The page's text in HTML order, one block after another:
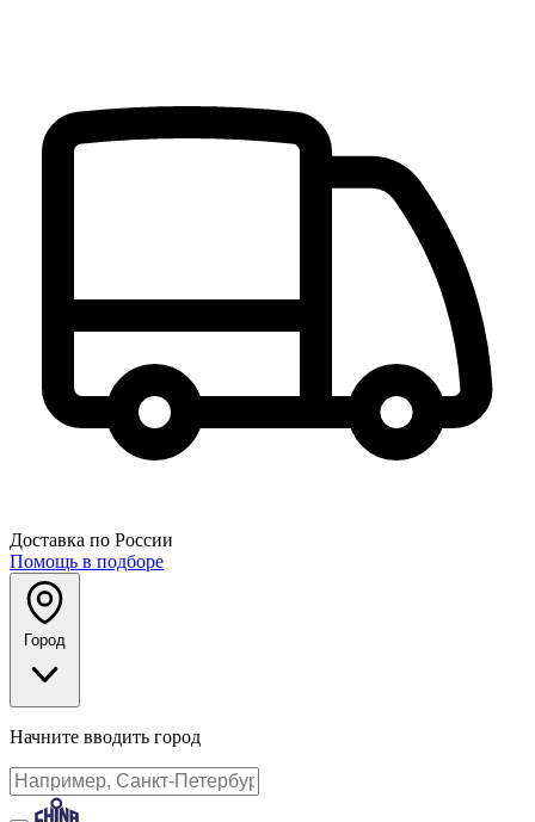
Доставка по России
Помощь в подборе
Город
Начните вводить город